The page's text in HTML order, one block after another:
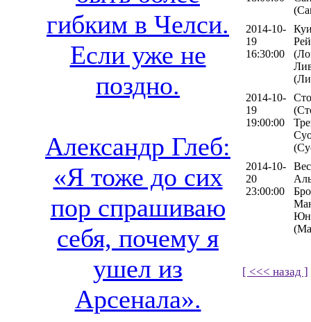
гибким в Челси.
Если уже не
поздно.
Александр Глеб:
«Я тоже до сих
пор спрашиваю
себя, почему я
ушел из
Арсенала».
2014-10-
19
16:30:00
2014-10-
19
19:00:00
2014-10-
20
23:00:00
[ <<< назад ]